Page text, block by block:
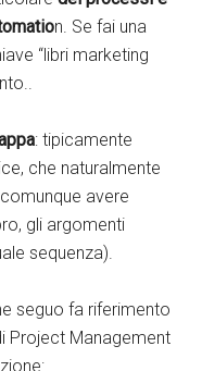
n. Se fai una
“libri marketing
: tipicamente
che naturalmente
avere
gli argomenti
sequenza).
seguo fa riferimento
Project Management